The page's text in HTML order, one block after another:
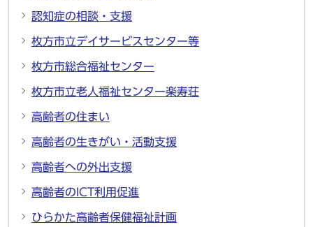
認知症の相談・支援
枚方市立デイサービスセンター等
枚方市総合福祉センター
枚方市立老人福祉センター楽寿荘
高齢者の住まい
高齢者の生きがい・活動支援
高齢者への外出支援
高齢者のICT利用促進
ひらかた高齢者保健福祉計画